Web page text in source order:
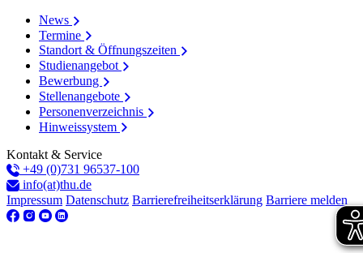
News
Termine
Standort & Öffnungszeiten
Studienangebot
Bewerbung
Stellenangebote
Personenverzeichnis
Hinweissystem
Kontakt & Service
+49 (0)731 96537-100
info(at)thu.de
Impressum Datenschutz Barrierefreiheitserklärung Barriere melden